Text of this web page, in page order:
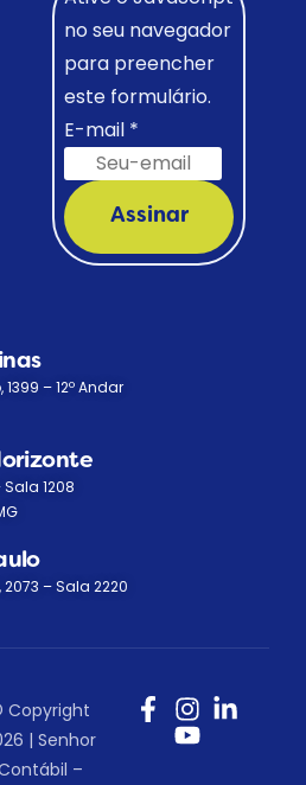
no seu navegador
para preencher
este formulário.
E-mail *
Assinar
– 12º Andar
Sala 1208
– Sala 2220
Copyright
| Senhor
–